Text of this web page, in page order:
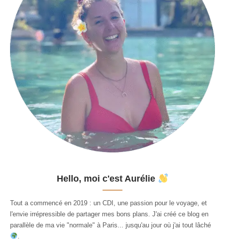
Hello, moi c'est Aurélie
Tout a commencé en 2019 : un CDI, une passion pour le voyage, et
l'envie irrépressible de partager mes bons plans. J'ai créé ce blog en
parallèle de ma vie "normale" à Paris... jusqu'au jour où j'ai tout lâché